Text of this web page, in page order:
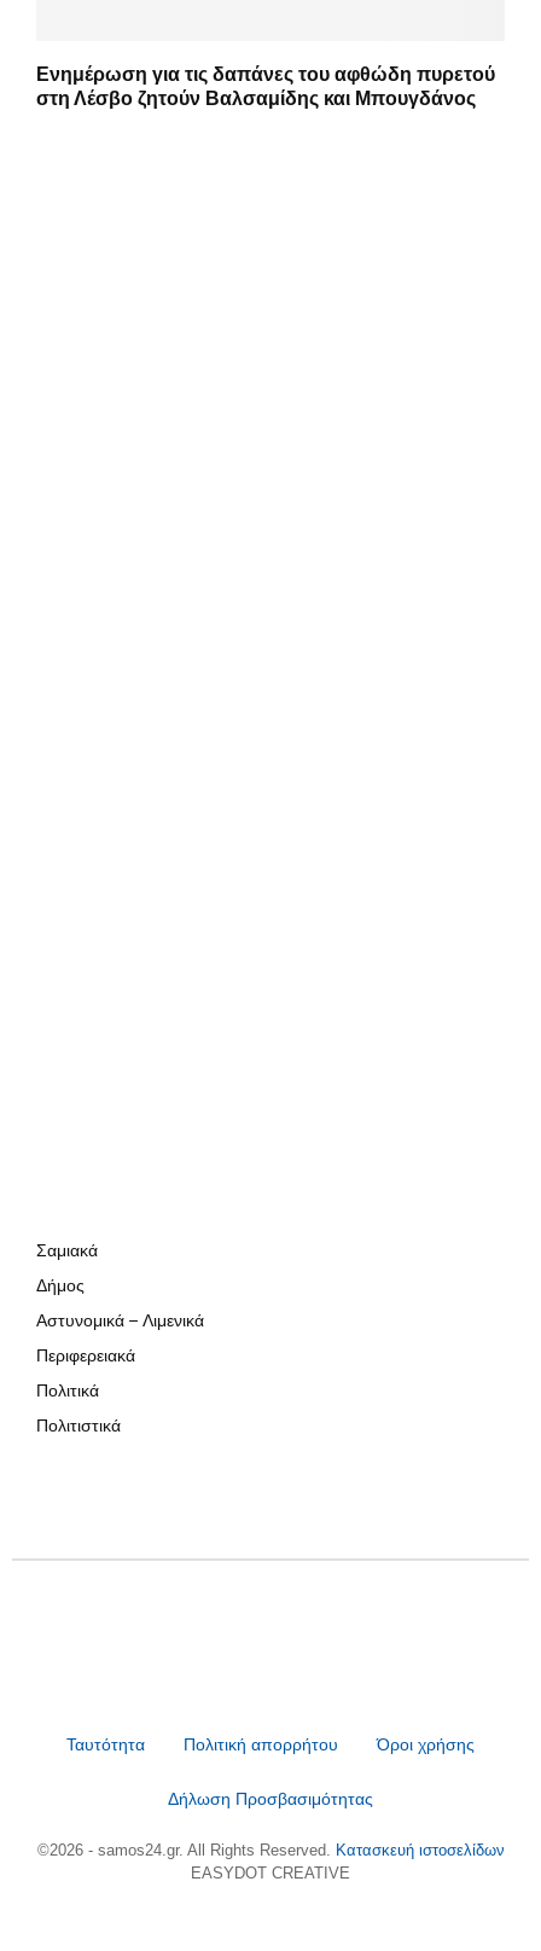
Ενημέρωση για τις δαπάνες του αφθώδη πυρετού
στη Λέσβο ζητούν Βαλσαμίδης και Μπουγδάνος
Σαμιακά
Δήμος
Αστυνομικά – Λιμενικά
Περιφερειακά
Πολιτικά
Πολιτιστικά
Ταυτότητα Πολιτική απορρήτου Όροι χρήσης
Δήλωση Προσβασιμότητας
©2026 - samos24.gr. All Rights Reserved. Κατασκευή ιστοσελίδων
EASYDOT CREATIVE